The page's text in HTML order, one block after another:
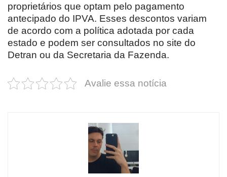
proprietários que optam pelo pagamento
antecipado do IPVA. Esses descontos variam
de acordo com a política adotada por cada
estado e podem ser consultados no site do
Detran ou da Secretaria da Fazenda.
Avalie essa notícia